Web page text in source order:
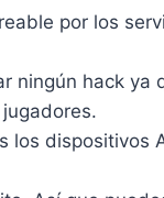
por los
ningún hack ya
los dispositivos